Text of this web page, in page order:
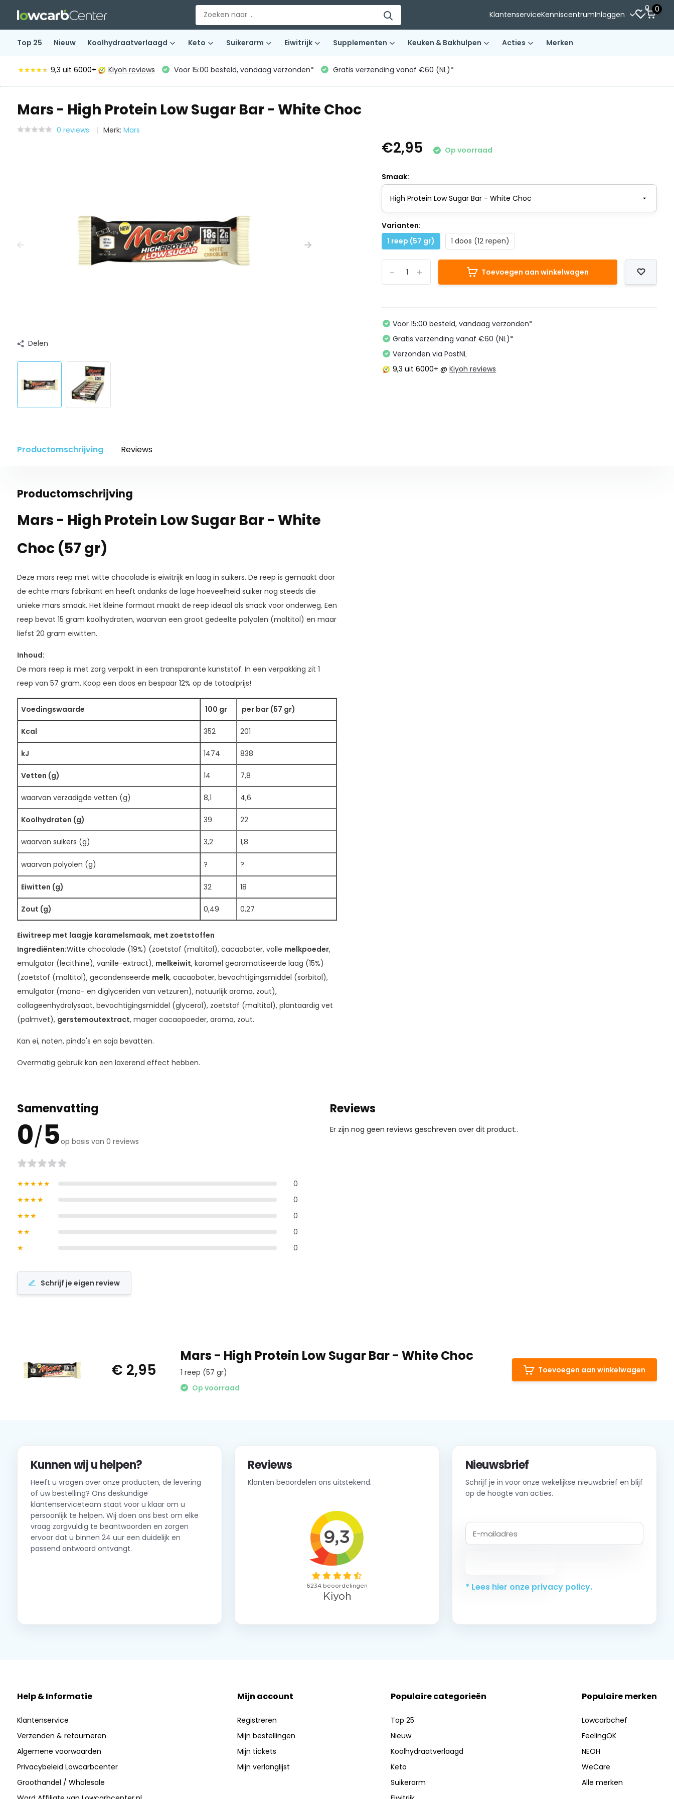
KlantenserviceKenniscentrumInloggen
0 0
Top 25 Nieuw Koolhydraatverlaagd Keto Suikerarm Eiwitrijk Supplementen Keuken & Bakhulpen Acties Merken
★★★★★
★★★★★ 9,3 uit 6000+ Kiyoh reviews Voor 15:00 besteld, vandaag verzonden* Gratis verzending vanaf €60 (NL)*
Mars - High Protein Low Sugar Bar - White Choc
0 reviews Merk: Mars
Delen
€2,95 Op voorraad
Smaak:
Varianten:
1 reep (57 gr)
1 doos (12 repen)
+
- Toevoegen aan winkelwagen
Voor 15:00 besteld, vandaag verzonden*
Gratis verzending vanaf €60 (NL)*
Verzonden via PostNL
9,3 uit 6000+ @Kiyoh reviews
Productomschrijving Reviews
Productomschrijving
Mars - High Protein Low Sugar Bar - White
Choc (57 gr)
Deze mars reep met witte chocolade is eiwitrijk en laag in suikers. De reep is gemaakt door
de echte mars fabrikant en heeft ondanks de lage hoeveelheid suiker nog steeds die
unieke mars smaak. Het kleine formaat maakt de reep ideaal als snack voor onderweg. Een
reep bevat 15 gram koolhydraten, waarvan een groot gedeelte polyolen (maltitol) en maar
liefst 20 gram eiwitten.
Inhoud:
De mars reep is met zorg verpakt in een transparante kunststof. In een verpakking zit 1
reep van 57 gram. Koop een doos en bespaar 12% op de totaalprijs!
Voedingswaarde 100 gr per bar (57 gr)
Kcal 352 201
kJ 1474 838
Vetten (g) 14 7,8
waarvan verzadigde vetten (g) 8,1 4,6
Koolhydraten (g) 39 22
waarvan suikers (g) 3,2 1,8
waarvan polyolen (g) ? ?
Eiwitten (g) 32 18
Zout (g) 0,49 0,27
Eiwitreep met laagje karamelsmaak, met zoetstoffen
Ingrediënten:Witte chocolade (19%) (zoetstof (maltitol), cacaoboter, volle melkpoeder,
emulgator (lecithine), vanille-extract), melkeiwit, karamel gearomatiseerde laag (15%)
(zoetstof (maltitol), gecondenseerde melk, cacaoboter, bevochtigingsmiddel (sorbitol),
emulgator (mono- en diglyceriden van vetzuren), natuurlijk aroma, zout),
collageenhydrolysaat, bevochtigingsmiddel (glycerol), zoetstof (maltitol), plantaardig vet
(palmvet), gerstemoutextract, mager cacaopoeder, aroma, zout.
Kan ei, noten, pinda's en soja bevatten.
Overmatig gebruik kan een laxerend effect hebben.
Samenvatting
0/5op basis van 0 reviews
★★★★★
0
★★★★
0
★★★
0
★★
0
★
0
Schrijf je eigen review
Reviews
Er zijn nog geen reviews geschreven over dit product..
€ 2,95
Mars - High Protein Low Sugar Bar - White Choc
1 reep (57 gr)
Op voorraad
Toevoegen aan winkelwagen
Kunnen wij u helpen?
Heeft u vragen over onze producten, de levering
of uw bestelling? Ons deskundige
klantenserviceteam staat voor u klaar om u
persoonlijk te helpen. Wij doen ons best om elke
vraag zorgvuldig te beantwoorden en zorgen
ervoor dat u binnen 24 uur een duidelijk en
passend antwoord ontvangt.
Reviews
Klanten beoordelen ons uitstekend.
Nieuwsbrief
Schrijf je in voor onze wekelijkse nieuwsbrief en blijf
op de hoogte van acties.
* Lees hier onze privacy policy.
Help & Informatie
Klantenservice
Verzenden & retourneren
Algemene voorwaarden
Privacybeleid Lowcarbcenter
Groothandel / Wholesale
Mijn account
Registreren
Mijn bestellingen
Mijn tickets
Mijn verlanglijst
Populaire categorieën
Top 25
Nieuw
Koolhydraatverlaagd
Keto
Suikerarm
Populaire merken
Lowcarbchef
FeelingOK
NEOH
WeCare
Alle merken